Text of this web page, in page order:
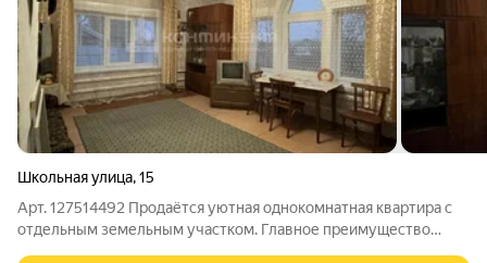
Школьная улица,15
Арт. 127514492 Продаётся уютная однокомнатная квартира с
отдельным земельным участком. Главное преимущество